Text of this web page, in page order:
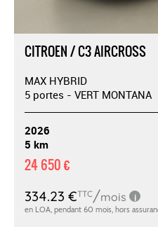
CITROEN / C3 AIRCROSS
MAX HYBRID
5 portes - VERT MONTANA
2026
5 km
24 650 €